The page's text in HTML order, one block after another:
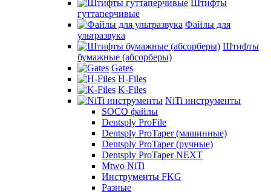
Штифты
гуттаперчивые
Файлы для
ультразвука
Штифты
бумажные (абсорберы)
Gates
H-Files
K-Files
NiTi инструменты
SOCO файлы
Dentsply ProFile
Dentsply ProTaper (машинные)
Dentsply ProTaper (ручные)
Dentsply ProTaper NEXT
Mtwo NiTi
Инструменты FKG
Разные